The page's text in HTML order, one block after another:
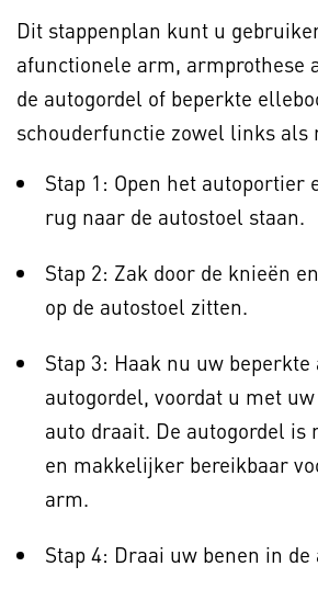
Dit stappenplan kunt u
afunctionele arm, armprothese
de autogordel of beperkte
schouderfunctie zowel links als
Stap 1: Open het autoportier
rug naar de autostoel staan.
Stap 2: Zak door de knieën
op de autostoel zitten.
Stap 3: Haak nu uw
autogordel, voordat u met
auto draait. De autogordel is
en makkelijker bereikbaar
arm.
Stap 4: Draai uw benen in